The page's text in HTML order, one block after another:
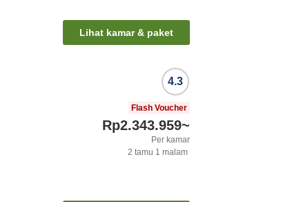
Lihat kamar & paket
4.3
Flash Voucher
Rp2.343.959~
Per kamar
2 tamu 1 malam